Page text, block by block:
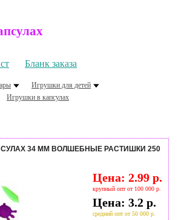
Бланк заказа
Игрушки для детей
Игрушки в капсулах
34 ММ ВОЛШЕБНЫЕ РАСТИШКИ 250
Цена: 2.99 р.
крупный опт от 100 000 р.
Цена: 3.2 р.
средний опт от 50 000 р.